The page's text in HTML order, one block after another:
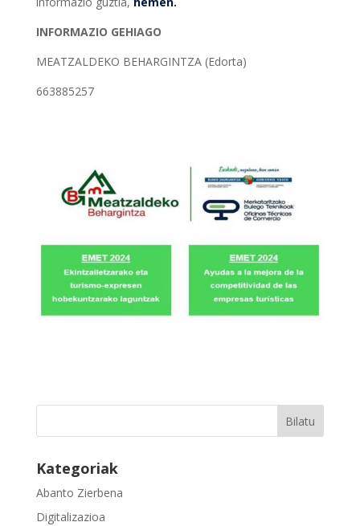
INFORMAZIO GEHIAGO
MEATZALDEKO BEHARGINTZA (Edorta)
663885257
Kategoriak
Abanto Zierbena
Digitalizazioa